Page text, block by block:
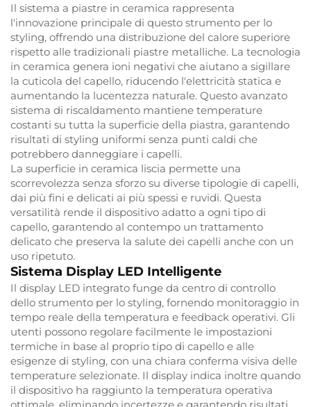
Il sistema a piastre in ceramica rappresenta
l'innovazione principale di questo strumento per lo
styling, offrendo una distribuzione del calore superiore
rispetto alle tradizionali piastre metalliche. La tecnologia
in ceramica genera ioni negativi che aiutano a sigillare
la cuticola del capello, riducendo l'elettricità statica e
aumentando la lucentezza naturale. Questo avanzato
sistema di riscaldamento mantiene temperature
costanti su tutta la superficie della piastra, garantendo
risultati di styling uniformi senza punti caldi che
potrebbero danneggiare i capelli.
La superficie in ceramica liscia permette una
scorrevolezza senza sforzo su diverse tipologie di capelli,
dai più fini e delicati ai più spessi e ruvidi. Questa
versatilità rende il dispositivo adatto a ogni tipo di
capello, garantendo al contempo un trattamento
delicato che preserva la salute dei capelli anche con un
uso ripetuto.
Sistema Display LED Intelligente
Il display LED integrato funge da centro di controllo
dello strumento per lo styling, fornendo monitoraggio in
tempo reale della temperatura e feedback operativi. Gli
utenti possono regolare facilmente le impostazioni
termiche in base al proprio tipo di capello e alle
esigenze di styling, con una chiara conferma visiva delle
temperature selezionate. Il display indica inoltre quando
il dispositivo ha raggiunto la temperatura operativa
ottimale, eliminando incertezze e garantendo risultati